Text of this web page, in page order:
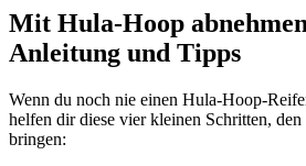
Mit Hula-Hoop
Anleitung und Tipps
Wenn du noch nie einen Hula-Hoop-
helfen dir diese vier kleinen Schritten,
bringen: